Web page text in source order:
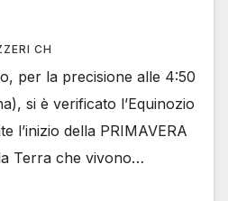
CH
per la precisione alle 4:50
si è verificato l’Equinozio
l’inizio della PRIMAVERA
Terra che vivono…